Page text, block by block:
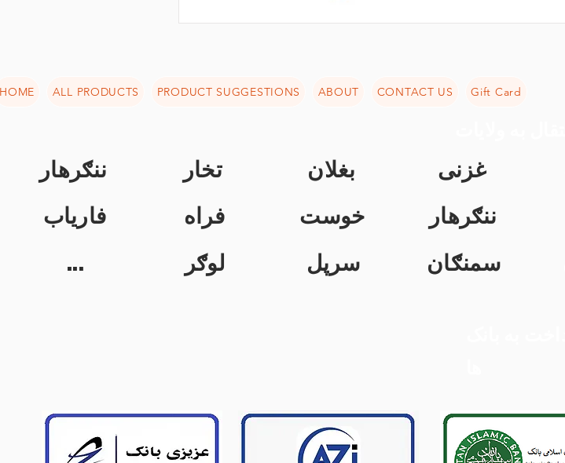
HOME ALL PRODUCTS PRODUCT SUGGESTIONS ABOUT CONTACT US Gift Card
ننګرهار تخار بغلان غزنی
فاریاب
فراه خوست ننګرهار
...
لوګر سرپل سمنګان